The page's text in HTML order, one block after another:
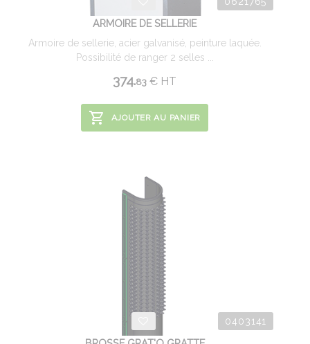
ARMOIRE DE SELLERIE
Armoire de sellerie, acier galvanisé, peinture laquée.
Possibilité de ranger 2 selles ...
374.83 € HT
AJOUTER AU PANIER
0403141